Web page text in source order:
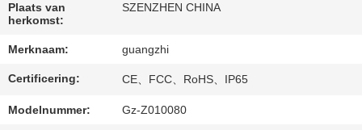
EEN
CITAAT
Plaats van
herkomst:
SZENZHEN CHINA
Merknaam: guangzhi
Certificering: CE、FCC、RoHS、IP65
Modelnummer: Gz-Z010080